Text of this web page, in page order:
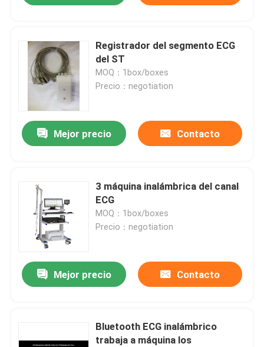
Registrador del segmento ECG
del ST
MOQ：1box/boxes
Precio：negotiation
Mejor precio Contacto
3 máquina inalámbrica del canal
ECG
MOQ：1box/boxes
Precio：negotiation
Mejor precio Contacto
Bluetooth ECG inalámbrico
trabaja a máquina los